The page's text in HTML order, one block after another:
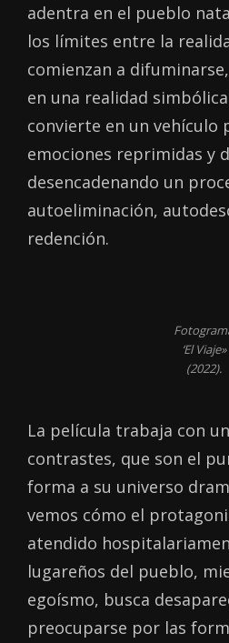
adentra en el pueblo
los límites entre la
comienzan a
en una realidad
convierte en un vehículo
emociones reprimidas y
desencadenando un
autoeliminación,
redención.
‘El Viaje»
(2022).
La película trabaja con
contrastes, que son el
forma a su universo
vemos cómo el
atendido
lugareños del pueblo,
egoísmo, busca
preocuparse por las